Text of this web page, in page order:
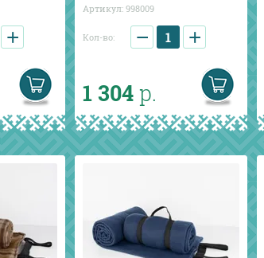
+
Артикул: 998009
Кол-во: − +
1 304 р.